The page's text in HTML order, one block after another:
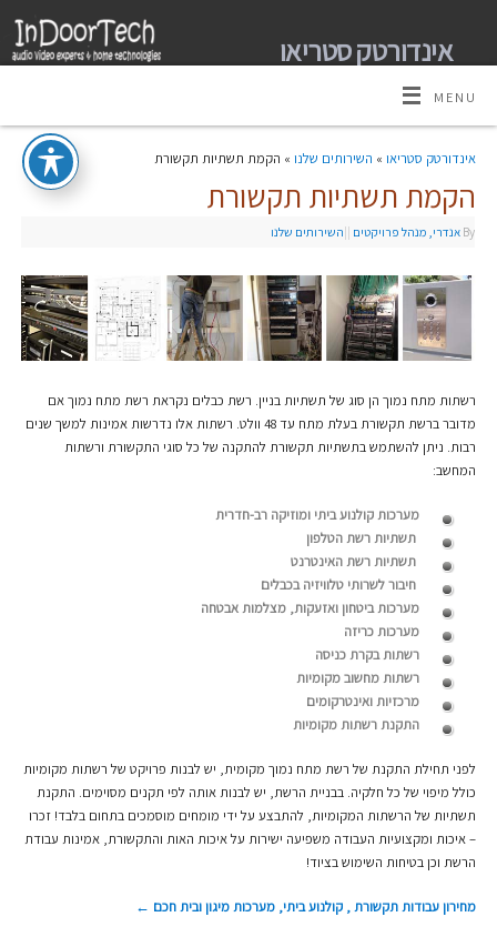
אינדורטק סטריאו
MENU
אינדורטק סטריאו» השירותים שלנו» הקמת תשתיות תקשורת
הקמת תשתיות תקשורת
By אנדרי, מנהל פרויקטים |
|השירותים שלנו
רשתות מתח נמוך הן סוג של תשתיות בניין. רשת כבלים נקראת רשת מתח נמוך אם
מדובר ברשת תקשורת בעלת מתח עד 48 וולט. רשתות אלו נדרשות אמינות למשך שנים
רבות. ניתן להשתמש בתשתיות תקשורת להתקנה של כל סוגי התקשורת ורשתות
המחשב:
מערכות קולנוע ביתי ומוזיקה רב-חדרית
תשתיות רשת הטלפון
תשתיות רשת האינטרנט
חיבור לשרותי טלוויזיה בכבלים
מערכות ביטחון ואזעקות, מצלמות אבטחה
מערכות כריזה
רשתות בקרת כניסה
רשתות מחשוב מקומיות
מרכזיות ואינטרקומים
התקנת רשתות מקומיות
לפני תחילת התקנת של רשת מתח נמוך מקומית, יש לבנות פרויקט של רשתות מקומיות
כולל מיפוי של כל חלקיה. בבניית הרשת, יש לבנות אותה לפי תקנים מסוימים. התקנת
תשתיות של הרשתות המקומיות, להתבצע על ידי מומחים מוסמכים בתחום בלבד! זכרו
– איכות ומקצועיות העבודה משפיעה ישירות על איכות האות והתקשורת, אמינות עבודת
הרשת וכן בטיחות השימוש בציוד!
מחירון עבודות תקשורת , קולנוע ביתי, מערכות מיגון ובית חכם ←